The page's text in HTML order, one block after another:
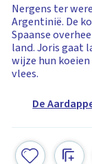
Nergens ter
Argentinië. De
Spaanse
land. Joris gaat
wijze hun
vlees.
De